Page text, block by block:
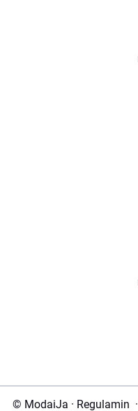
© ModaiJa · Regulamin ·